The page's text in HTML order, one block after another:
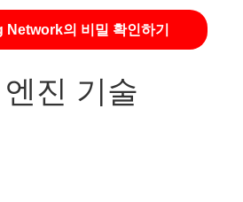
의 비밀 확인하기
진 기술